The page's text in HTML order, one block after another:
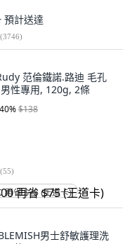
預計送達
(3746)
范倫鐵諾.路迪 毛孔
性專用, 120g, 2條
40%$138
(55)
再省 $75 (王道卡)
男士舒敏護理洗